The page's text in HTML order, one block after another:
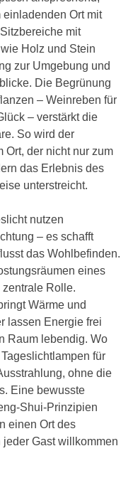
Ort mit
mit
Holz und Stein
zur Umgebung und
Die Begrünung
– Weinreben für
– verstärkt die
So wird der
Ort, der nicht nur zum
das Erlebnis des
unterstreicht.
nutzen
– es schafft
das Wohlbefinden.
eines
Rolle.
Wärme und
lassen Energie frei
Raum lebendig. Wo
für
ohne die
Eine bewusste
Shui-Prinzipien
einen Ort des
Gast willkommen